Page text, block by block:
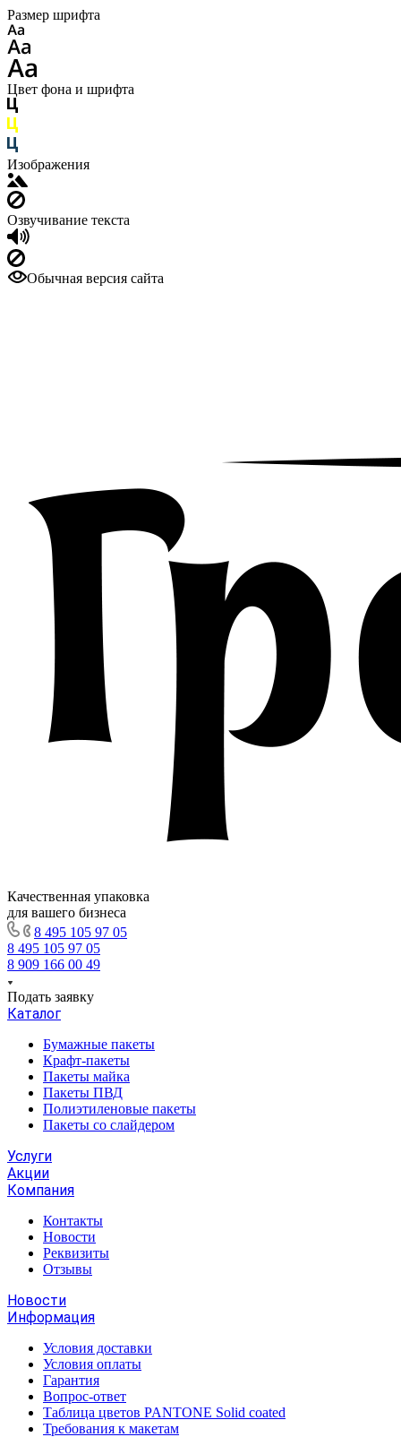
Размер шрифта
Цвет фона и шрифта
Изображения
Озвучивание текста
Обычная версия сайта
Качественная упаковка
для вашего бизнеса
8 495 105 97 05
8 495 105 97 05
8 909 166 00 49
Подать заявку
Каталог
Бумажные пакеты
Крафт-пакеты
Пакеты майка
Пакеты ПВД
Полиэтиленовые пакеты
Пакеты со слайдером
Услуги
Акции
Компания
Контакты
Новости
Реквизиты
Отзывы
Новости
Информация
Условия доставки
Условия оплаты
Гарантия
Вопрос-ответ
Таблица цветов PANTONE Solid coated
Требования к макетам